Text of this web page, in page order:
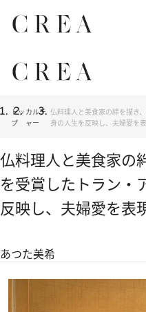
トッ
プ
カルチ
ャー
仏料理人と美食家の絆を描き
身の人生を反映し、夫婦愛を
仏料理人と美食家の
を受賞したトラン・
反映し、夫婦愛を表
あつた美希